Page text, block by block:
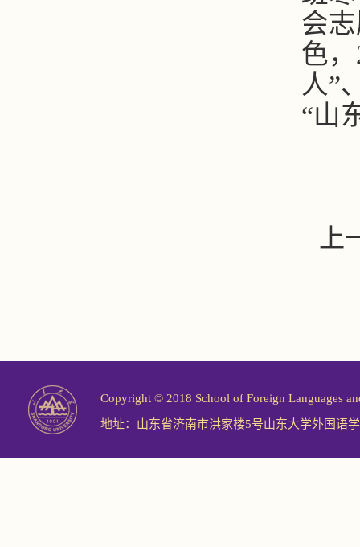
会
色，
人”
“山
上
Copyright © 2018 School of Foreign Languages
地址：山东省济南市洪家楼5号山东大学外国语